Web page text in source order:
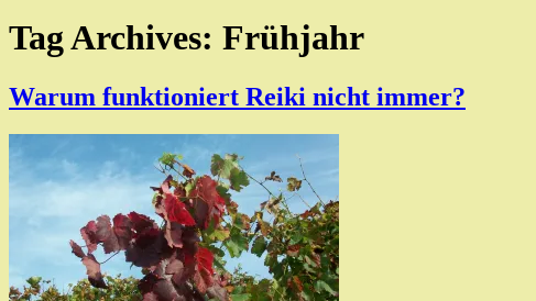
Tag Archives: Frühjahr
Warum funktioniert Reiki nicht immer?